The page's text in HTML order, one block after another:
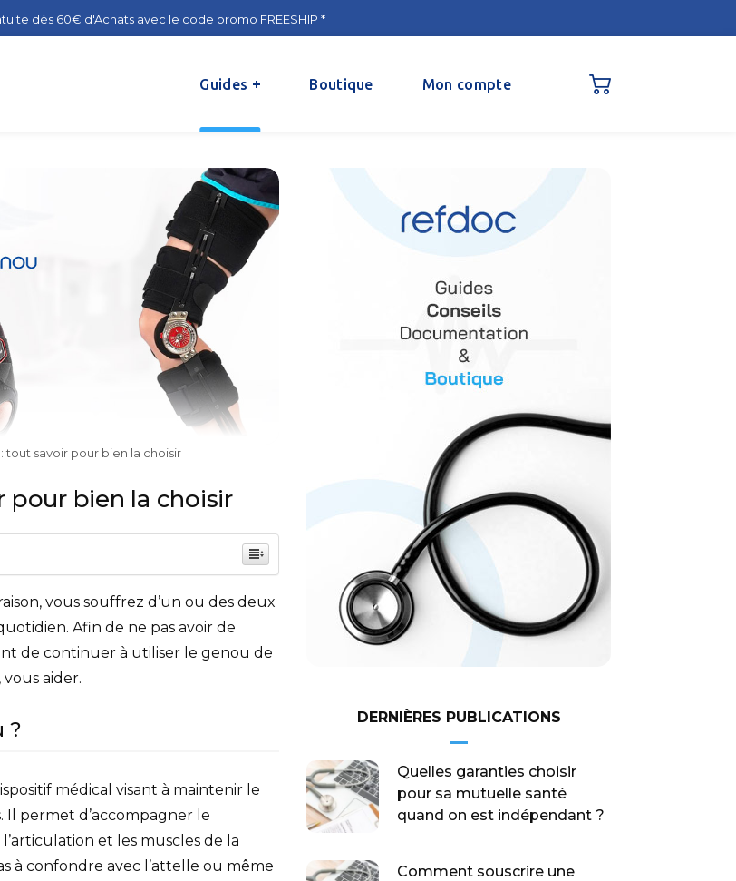
dès 60€ d'Achats avec le code promo FREESHIP *
Guides Boutique Mon compte
tout savoir pour bien la choisir
pour bien la choisir
vous souffrez d’un ou des deux
Afin de ne pas avoir de
de continuer à utiliser le genou de
aider.
?
médical visant à maintenir le
permet d’accompagner le
et les muscles de la
à confondre avec l’attelle ou même
DERNIÈRES PUBLICATIONS
Quelles garanties choisir
pour sa mutuelle santé
quand on est indépendant ?
Comment souscrire une